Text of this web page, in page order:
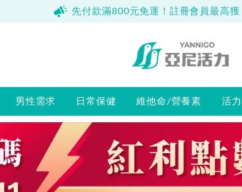
先付款滿800元免運！註冊會員最高獲
男性需求 日常保健 維他命/營養素 活